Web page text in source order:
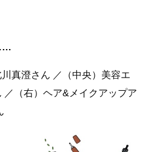
真澄さん ／（中央）美容エ
／（右）ヘア&メイクアップア